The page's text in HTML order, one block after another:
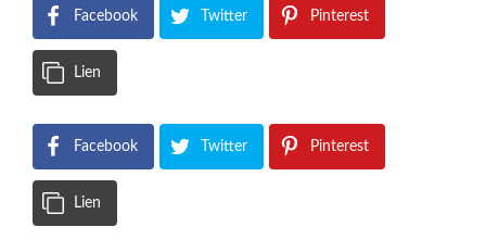
Facebook Twitter Pinterest
Lien
Facebook Twitter Pinterest
Lien